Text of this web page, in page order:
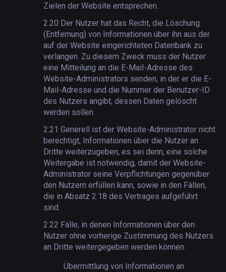
Zielen der Website entsprechen.
2.20 Der Nutzer hat das Recht, die Löschung
(Entfernung) von Informationen über ihn aus der
auf der Website eingerichteten Datenbank zu
verlangen. Zu diesem Zweck muss der Nutzer
eine Mitteilung an die E-Mail-Adresse des
Website-Administrators senden, in der er die E-
Mail-Adresse und die Nummer der Benutzer-ID
des Nutzers angibt, dessen Daten gelöscht
werden sollen.
2.21 Generell ist der Website-Administrator nicht
berechtigt, Informationen über die Nutzer an
Dritte weiterzugeben, es sei denn, eine solche
Weitergabe ist notwendig, damit der Website-
Administrator seine Verpflichtungen gegenüber
den Nutzern erfüllen kann, sowie in den Fällen,
die in Absatz 2.18 des Vertrages aufgeführt
sind.
2.22 Fälle, in denen Informationen über den
Nutzer ohne vorherige Zustimmung des Nutzers
an Dritte weitergegeben werden können:
Übermittlung von Informationen an